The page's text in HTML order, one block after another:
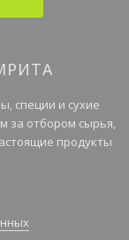
специи и сухие
за отбором сырья,
продукты